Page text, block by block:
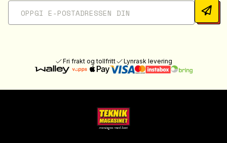
Fri frakt og tollfritt Lynrask levering